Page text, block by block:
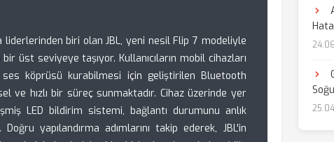
liderlerinden biri olan JBL, yeni nesil Flip 7 modeliyle
üst seviyeye taşıyor. Kullanıcıların mobil cihazları
köprüsü kurabilmesi için geliştirilen Bluetooth
ve hızlı bir süreç sunmaktadır. Cihaz üzerinde yer
LED bildirim sistemi, bağlantı durumunu anlık
yapılandırma adımlarını takip ederek, JBL'in